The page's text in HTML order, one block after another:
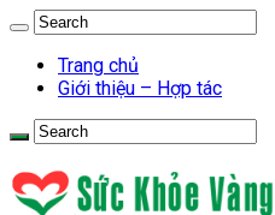
Trang chủ
Giới thiệu – Hợp tác